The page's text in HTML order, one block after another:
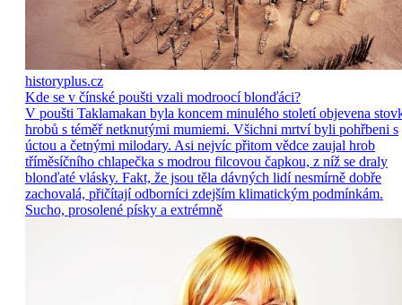
historyplus.cz
Kde se v čínské poušti vzali modroocí blonďáci?
V poušti Taklamakan byla koncem minulého století objevena
hrobů s téměř netknutými mumiemi. Všichni mrtví byli pohřbeni s
úctou a četnými milodary. Asi nejvíc přitom vědce zaujal hrob
tříměsíčního chlapečka s modrou filcovou čapkou, z níž se draly
blonďaté vlásky. Fakt, že jsou těla dávných lidí nesmírně dobře
zachovalá, přičítají odborníci zdejším klimatickým podmínkám.
Sucho, prosolené písky a extrémně